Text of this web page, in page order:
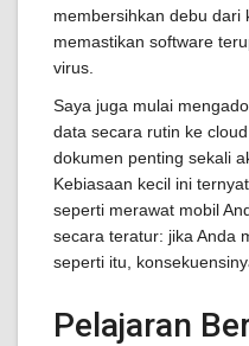
membersihkan debu dari
memastikan software
virus.
Saya juga mulai
data secara rutin ke
dokumen penting sekali
Kebiasaan kecil ini
seperti merawat mobil
secara teratur: jika Anda
seperti itu,
Pelajaran